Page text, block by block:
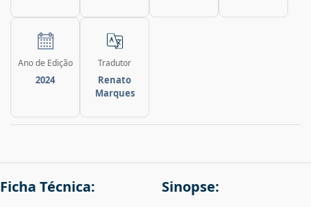
Ano de Edição
2024
Tradutor
Renato
Marques
Ficha Técnica: Sinopse: